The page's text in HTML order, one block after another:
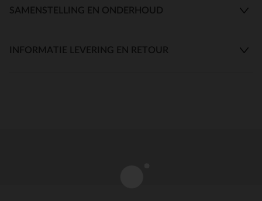
SAMENSTELLING EN ONDERHOUD
INFORMATIE LEVERING EN RETOUR